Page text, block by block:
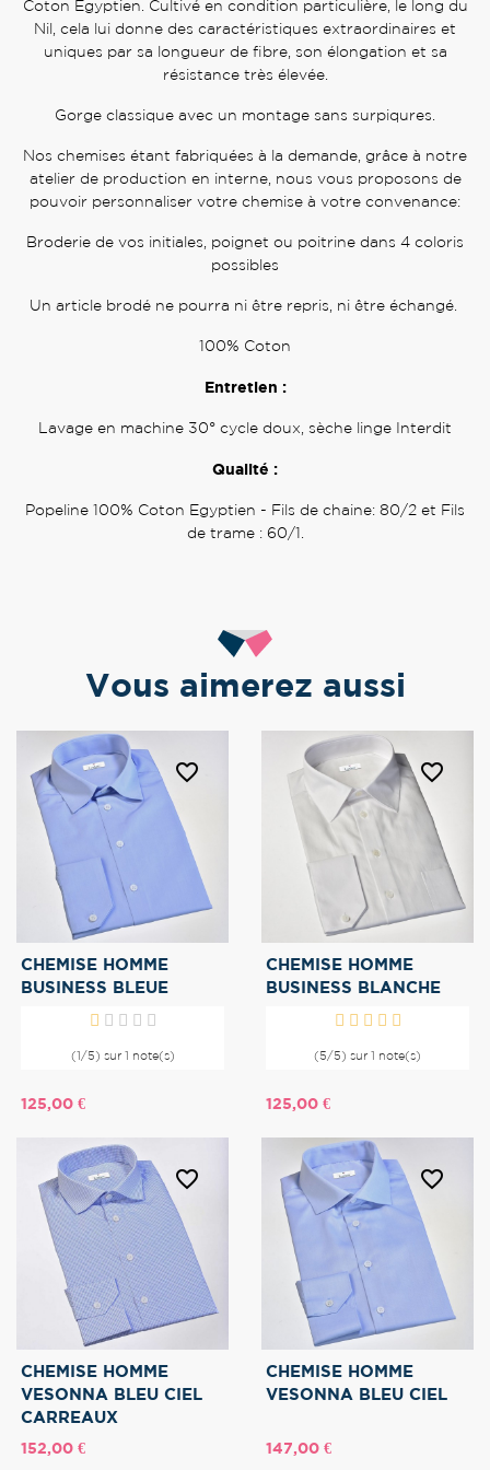
Coton Egyptien. Cultivé en condition particulière, le long du
Nil, cela lui donne des caractéristiques extraordinaires et
uniques par sa longueur de fibre, son élongation et sa
résistance très élevée.
Gorge classique avec un montage sans surpiqures.
Nos chemises étant fabriquées à la demande, grâce à notre
atelier de production en interne, nous vous proposons de
pouvoir personnaliser votre chemise à votre convenance:
Broderie de vos initiales, poignet ou poitrine dans 4 coloris
possibles
Un article brodé ne pourra ni être repris, ni être échangé.
100% Coton
Entretien :
Lavage en machine 30° cycle doux, sèche linge Interdit
Qualité :
Popeline 100% Coton Egyptien - Fils de chaine: 80/2 et Fils
de trame : 60/1.
Vous aimerez aussi
CHEMISE HOMME
BUSINESS BLEUE
favorite_border
(1/5) sur 1 note(s)
Prix
125,00 €
CHEMISE HOMME
BUSINESS BLANCHE
favorite_border
(5/5) sur 1 note(s)
Prix
125,00 €
CHEMISE HOMME
VESONNA BLEU CIEL
CARREAUX
favorite_border
Prix
152,00 €
CHEMISE HOMME
VESONNA BLEU CIEL
favorite_border
Prix
147,00 €